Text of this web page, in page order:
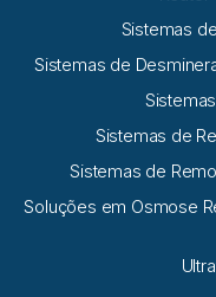
Sistemas
Sistemas de
Sistemas de
Sistemas de
Soluções em Osmose